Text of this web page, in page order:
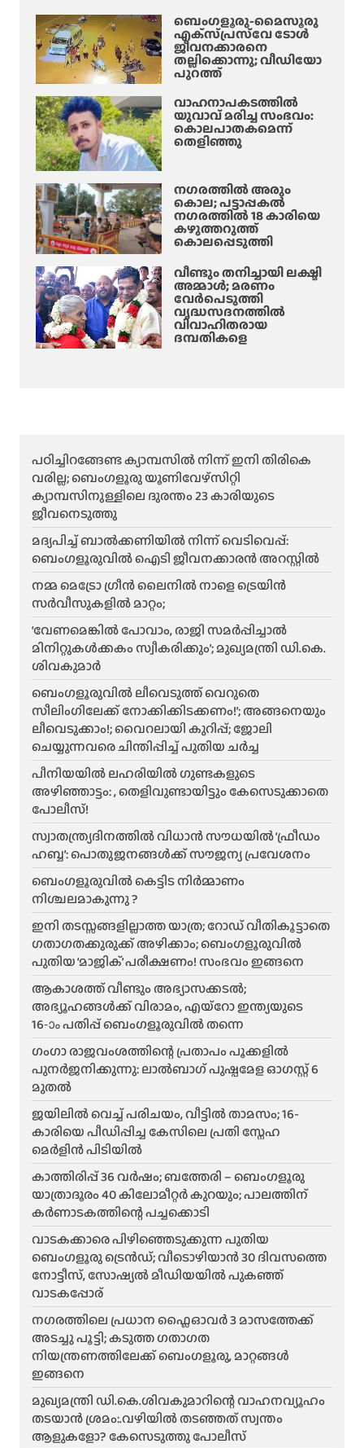
ബെംഗളൂരു-മൈസൂരു
എക്‌സ്‌പ്രസ്‌വേ ടോൾ
ജീവനക്കാരനെ
തല്ലിക്കൊന്നു; വീഡിയോ
പുറത്ത്
വാഹനാപകടത്തിൽ
യുവാവ് മരിച്ച സംഭവം:
കൊലപാതകമെന്ന്
തെളിഞ്ഞു
നഗരത്തിൽ അരും
കൊല; പട്ടാപ്പകൽ
നഗരത്തിൽ 18 കാരിയെ
കഴുത്തറുത്ത്
കൊലപ്പെടുത്തി
വീണ്ടും തനിച്ചായി ലക്ഷ്മി
അമ്മാള്‍; മരണം
വേർപെടുത്തി
വൃദ്ധസദനത്തില്‍
വിവാഹിതരായ
ദമ്പതികളെ
പഠിച്ചിറങ്ങേണ്ട ക്യാമ്പസിൽ നിന്ന് ഇനി തിരികെ
വരില്ല; ബെംഗളൂരു യൂണിവേഴ്സിറ്റി
ക്യാമ്പസിനുള്ളിലെ ദുരന്തം 23 കാരിയുടെ
ജീവനെടുത്തു
മദ്യപിച്ച് ബാൽക്കണിയിൽ നിന്ന് വെടിവെപ്പ്:
ബെംഗളൂരുവിൽ ഐടി ജീവനക്കാരൻ അറസ്റ്റിൽ
നമ്മ മെട്രോ ഗ്രീൻ ലൈനിൽ നാളെ ട്രെയിൻ
സർവീസുകളിൽ മാറ്റം;
‘വേണമെങ്കിൽ പോവാം, രാജി സമർപ്പിച്ചാൽ
മിനിറ്റുകൾക്കകം സ്വീകരിക്കും’; മുഖ്യമന്ത്രി ഡി.കെ.
ശിവകുമാർ
ബെം​ഗളൂരുവിൽ ലീവെടുത്ത് വെറുതെ
സീലിംഗിലേക്ക് നോക്കിക്കിടക്കണം!’; അങ്ങനെയും
ലീവെടുക്കാം!; വൈറലായി കുറിപ്പ്; ജോലി
ചെയ്യുന്നവരെ ചിന്തിപ്പിച്ച് പുതിയ ചർച്ച
പീനിയയിൽ ലഹരിയിൽ ഗുണ്ടകളുടെ
അഴിഞ്ഞാട്ടം: , തെളിവുണ്ടായിട്ടും കേസെടുക്കാതെ
പോലീസ്!
സ്വാതന്ത്ര്യദിനത്തിൽ വിധാൻ സൗധയിൽ ‘ഫ്രീഡം
ഹബ്ബ’: പൊതുജനങ്ങൾക്ക് സൗജന്യ പ്രവേശനം
ബെംഗളൂരുവിൽ കെട്ടിട നിർമ്മാണം
നിശ്ചലമാകുന്നു ?
ഇനി തടസ്സങ്ങളില്ലാത്ത യാത്ര; റോഡ് വീതികൂട്ടാതെ
ഗതാഗതക്കുരുക്ക് അഴിക്കാം; ബെംഗളൂരുവിൽ
പുതിയ ‘മാജിക്’ പരീക്ഷണം! സംഭവം ഇങ്ങനെ
ആകാശത്ത് വീണ്ടും അഭ്യാസക്കടൽ;
അഭ്യൂഹങ്ങൾക്ക് വിരാമം, എയ്റോ ഇന്ത്യയുടെ
16-ാം പതിപ്പ് ബെംഗളൂരുവിൽ തന്നെ
ഗംഗാ രാജവംശത്തിന്റെ പ്രതാപം പൂക്കളിൽ
പുനർജനിക്കുന്നു: ലാൽബാഗ് പുഷ്പമേള ഓഗസ്റ്റ് 6
മുതൽ
ജയിലിൽ വെച്ച് പരിചയം, വീട്ടിൽ താമസം; 16-
കാരിയെ പീഡിപ്പിച്ച കേസിലെ പ്രതി സ്നേഹ
മെർളിൻ പിടിയിൽ
കാത്തിരിപ്പ് 36 വർഷം; ബത്തേരി – ബെംഗളൂരു
യാത്രാദൂരം 40 കിലോമീറ്റർ കുറയും; പാലത്തിന്
കർണാടകത്തിന്റെ പച്ചക്കൊടി
വാടകക്കാരെ പിഴിഞ്ഞെടുക്കുന്ന പുതിയ
ബെംഗളൂരു ട്രെൻഡ്; വീടൊഴിയാൻ 30 ദിവസത്തെ
നോട്ടീസ്, സോഷ്യൽ മീഡിയയിൽ പുകഞ്ഞ്
വാടകപ്പോര്
ന​ഗരത്തിലെ പ്രധാന ഫ്ലൈഓവർ 3 മാസത്തേക്ക്
അടച്ചു പൂട്ടി; കടുത്ത ഗതാഗത
നിയന്ത്രണത്തിലേക്ക് ബെംഗളൂരു, മാറ്റങ്ങൾ
ഇങ്ങനെ
മുഖ്യമന്ത്രി ഡി.കെ.ശിവകുമാറിന്റെ വാഹനവ്യൂഹം
തടയാൻ ശ്രമം:.വഴിയിൽ തടഞ്ഞത് സ്വന്തം
ആളുകളോ? കേസെടുത്തു പോലീസ്